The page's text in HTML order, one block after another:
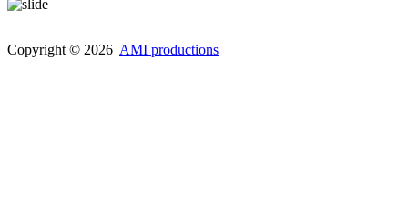
Copyright © 2026 AMI productions